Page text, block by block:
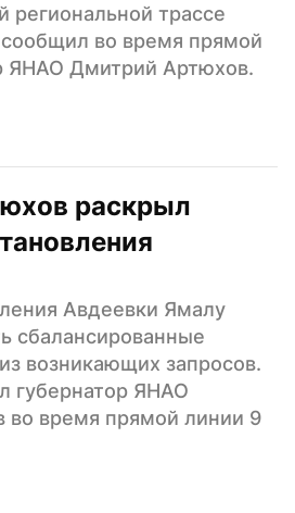
региональной трассе
во время прямой
ЯНАО Дмитрий Артюхов.
раскрыл
Авдеевки Ямалу
сбалансированные
возникающих запросов.
губернатор ЯНАО
время прямой линии 9